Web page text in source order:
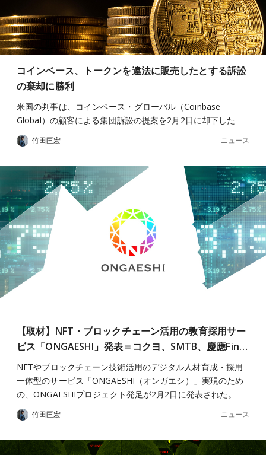
コインベース、トークンを違法に販売したとする訴訟
の棄却に勝利
米国の判事は、コインベース・グローバル（Coinbase
Global）の顧客による集団訴訟の提案を2月2日に却下した
竹田匡宏 ニュース
【取材】NFT・ブロックチェーン活用の教育採用サー
ビス「ONGAESHI」発表＝コクヨ、SMTB、慶應Fin…
NFTやブロックチェーン技術活用のデジタル人材育成・採用
一体型のサービス「ONGAESHI（オンガエシ）」実現のため
の、ONGAESHIプロジェクト発足が2月2日に発表された。
竹田匡宏 ニュース